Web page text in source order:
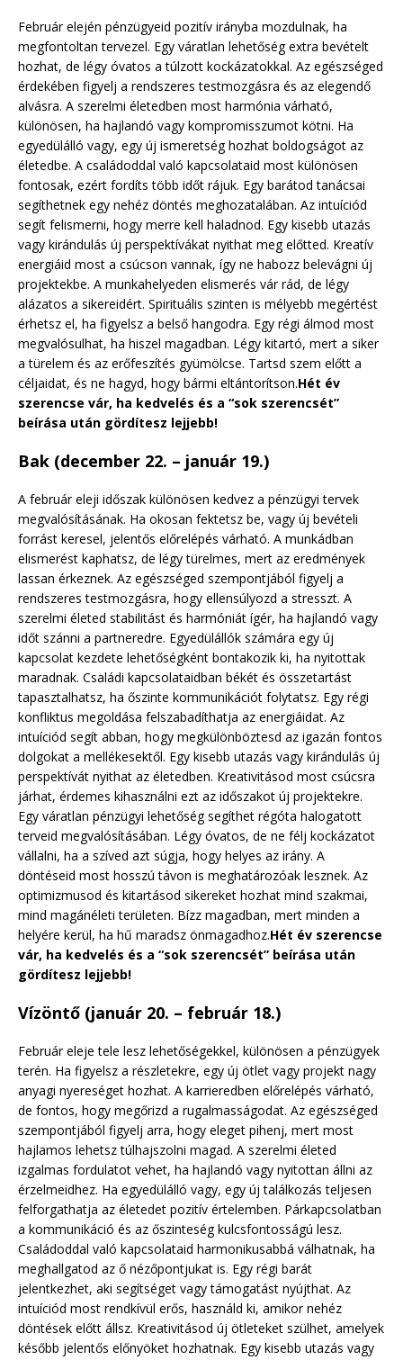
Február elején pénzügyeid pozitív irányba mozdulnak, ha
megfontoltan tervezel. Egy váratlan lehetőség extra bevételt
hozhat, de légy óvatos a túlzott kockázatokkal. Az egészséged
érdekében figyelj a rendszeres testmozgásra és az elegendő
alvásra. A szerelmi életedben most harmónia várható,
különösen, ha hajlandó vagy kompromisszumot kötni. Ha
egyedülálló vagy, egy új ismeretség hozhat boldogságot az
életedbe. A családoddal való kapcsolataid most különösen
fontosak, ezért fordíts több időt rájuk. Egy barátod tanácsai
segíthetnek egy nehéz döntés meghozatalában. Az intuíciód
segít felismerni, hogy merre kell haladnod. Egy kisebb utazás
vagy kirándulás új perspektívákat nyithat meg előtted. Kreatív
energiáid most a csúcson vannak, így ne habozz belevágni új
projektekbe. A munkahelyeden elismerés vár rád, de légy
alázatos a sikereidért. Spirituális szinten is mélyebb megértést
érhetsz el, ha figyelsz a belső hangodra. Egy régi álmod most
megvalósulhat, ha hiszel magadban. Légy kitartó, mert a siker
a türelem és az erőfeszítés gyümölcse. Tartsd szem előtt a
céljaidat, és ne hagyd, hogy bármi eltántorítson.Hét év
szerencse vár, ha kedvelés és a “sok szerencsét”
beírása után gördítesz lejjebb!
Bak (december 22. – január 19.)
A február eleji időszak különösen kedvez a pénzügyi tervek
megvalósításának. Ha okosan fektetsz be, vagy új bevételi
forrást keresel, jelentős előrelépés várható. A munkádban
elismerést kaphatsz, de légy türelmes, mert az eredmények
lassan érkeznek. Az egészséged szempontjából figyelj a
rendszeres testmozgásra, hogy ellensúlyozd a stresszt. A
szerelmi életed stabilitást és harmóniát ígér, ha hajlandó vagy
időt szánni a partneredre. Egyedülállók számára egy új
kapcsolat kezdete lehetőségként bontakozik ki, ha nyitottak
maradnak. Családi kapcsolataidban békét és összetartást
tapasztalhatsz, ha őszinte kommunikációt folytatsz. Egy régi
konfliktus megoldása felszabadíthatja az energiáidat. Az
intuíciód segít abban, hogy megkülönböztesd az igazán fontos
dolgokat a mellékesektől. Egy kisebb utazás vagy kirándulás új
perspektívát nyithat az életedben. Kreativitásod most csúcsra
járhat, érdemes kihasználni ezt az időszakot új projektekre.
Egy váratlan pénzügyi lehetőség segíthet régóta halogatott
terveid megvalósításában. Légy óvatos, de ne félj kockázatot
vállalni, ha a szíved azt súgja, hogy helyes az irány. A
döntéseid most hosszú távon is meghatározóak lesznek. Az
optimizmusod és kitartásod sikereket hozhat mind szakmai,
mind magánéleti területen. Bízz magadban, mert minden a
helyére kerül, ha hű maradsz önmagadhoz.Hét év szerencse
vár, ha kedvelés és a “sok szerencsét” beírása után
gördítesz lejjebb!
Vízöntő (január 20. – február 18.)
Február eleje tele lesz lehetőségekkel, különösen a pénzügyek
terén. Ha figyelsz a részletekre, egy új ötlet vagy projekt nagy
anyagi nyereséget hozhat. A karrieredben előrelépés várható,
de fontos, hogy megőrizd a rugalmasságodat. Az egészséged
szempontjából figyelj arra, hogy eleget pihenj, mert most
hajlamos lehetsz túlhajszolni magad. A szerelmi életed
izgalmas fordulatot vehet, ha hajlandó vagy nyitottan állni az
érzelmeidhez. Ha egyedülálló vagy, egy új találkozás teljesen
felforgathatja az életedet pozitív értelemben. Párkapcsolatban
a kommunikáció és az őszinteség kulcsfontosságú lesz.
Családoddal való kapcsolataid harmonikusabbá válhatnak, ha
meghallgatod az ő nézőpontjukat is. Egy régi barát
jelentkezhet, aki segítséget vagy támogatást nyújthat. Az
intuíciód most rendkívül erős, használd ki, amikor nehéz
döntések előtt állsz. Kreativitásod új ötleteket szülhet, amelyek
később jelentős előnyöket hozhatnak. Egy kisebb utazás vagy